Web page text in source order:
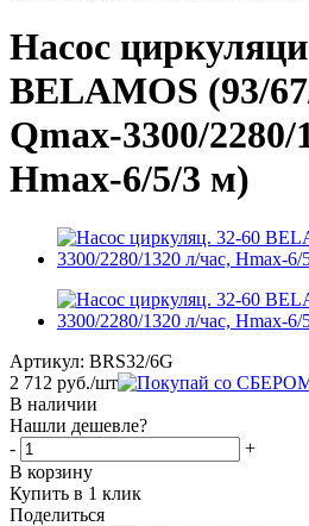
Насос
BELAMOS (93/
Qmax-3300/2280/
Hmax-6/5/3 м)
Артикул: BRS32/6G
2 712 руб./шт
В наличии
Нашли дешевле?
-
+
В корзину
Купить в 1 клик
Поделиться